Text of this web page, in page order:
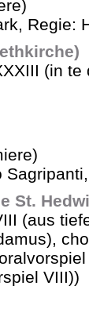
Regie:
(in te
St.
(aus
VIII))